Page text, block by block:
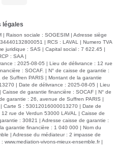
légales
Raison sociale : SOGESIM | Adresse siège
| RCS : LAVAL | Numero TVA
juridique : SAS | Capital social : 7 622.45 |
: SAA |
: 2025-08-05 | Lieu de délivrance : 12 rue
: SOCAF. | N° de caisse de garantie :
Suffren PARIS | Montant de la garantie
| Date de délivrance : 2025-08-05 | Lieu
de garantie financière : SOCAF | N° de
garantie : 26, avenue de Suffren PARIS |
Carte S : 53012016000013270 | Date de
rue de Verdun 53000 LAVAL | Caisse de
: 30821 | Adresse caisse de garantie :
garantie financière : 1 040 000 | Nom du
| Adresse du médiateur : 2 impasse de
: www.mediation-vivons-mieux-ensemble.fr|